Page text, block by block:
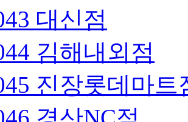
대신점
김해내외점
진장롯데마트